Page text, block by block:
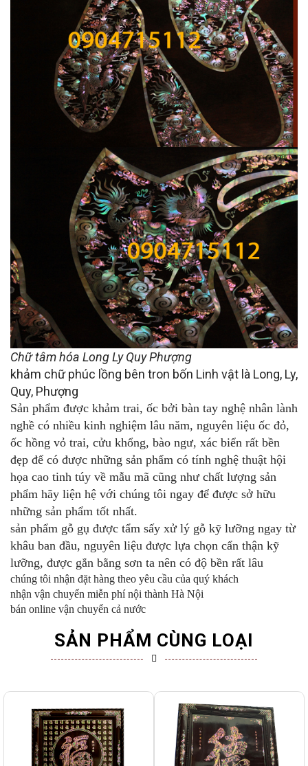
Chữ tâm hóa Long Ly Quy Phượng
khảm chữ phúc lồng bên tron bốn Linh vật là Long, Ly,
Quy, Phượng
Sản phẩm được khảm trai, ốc bởi bàn tay nghệ nhân lành
nghề có nhiều kinh nghiệm lâu năm, nguyên liệu ốc đỏ,
ốc hồng vỏ trai, cửu khổng, bào ngư, xác biển rất bền
đẹp để có được những sản phẩm có tính nghệ thuật hội
họa cao tinh túy về mẫu mã cũng như chất lượng sản
phẩm hãy liện hệ với chúng tôi ngay để được sở hữu
những sản phẩm tốt nhất.
sản phẩm gỗ gụ được tẩm sấy xử lý gỗ kỹ lưỡng ngay từ
khâu ban đầu, nguyên liệu được lựa chọn cẩn thận kỹ
lưỡng, được gắn bằng sơn ta nên có độ bền rất lâu
chúng tôi nhận đặt hàng theo yêu cầu của quý khách
nhận vận chuyển miễn phí nội thành Hà Nội
bán online vận chuyển cả nước
SẢN PHẨM CÙNG LOẠI